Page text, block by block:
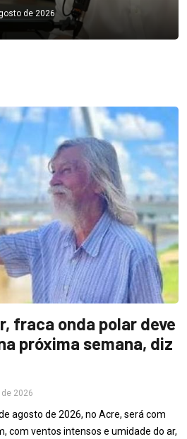
de 2026
fraca onda polar deve
próxima semana, diz
2026
agosto de 2026, no Acre, será com
com ventos intensos e umidade do ar,